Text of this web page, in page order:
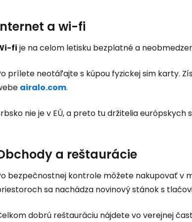
a wi-fi
fi je na celom letisku bezplatné a
prílete neotáľajte s kúpou fyzickej sim karty.
airalo.com.
nie je v EÚ, a preto tu držitelia
a reštaurácie
bezpečnostnej kontrole môžete nakupovať v
sa nachádza novinový stánok s
dobrú reštauráciu nájdete vo verejnej
Prihláste
Cestee